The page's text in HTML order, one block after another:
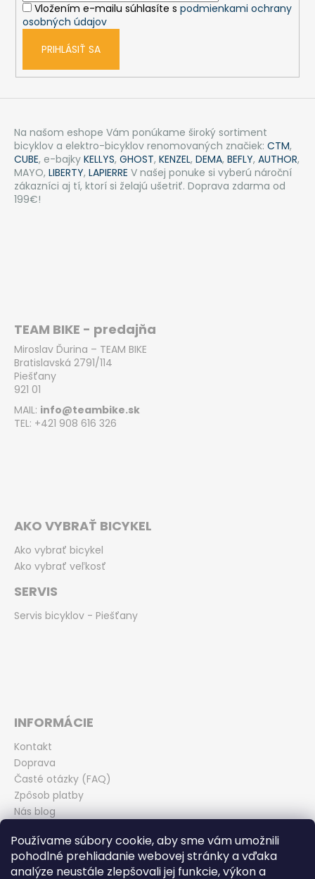
Používame súbory cookie, aby sme vám umožnili
pohodlné prehliadanie webovej stránky a vďaka
analýze neustále zlepšovali jej funkcie, výkon a
Vložením e-mailu súhlasíte s podmienkami ochrany
osobných údajov
PRIHLÁSIŤ SA
Na našom eshope Vám ponúkame široký sortiment
bicyklov a elektro-bicyklov renomovaných značiek: CTM,
CUBE, e-bajky KELLYS, GHOST, KENZEL, DEMA, BEFLY, AUTHOR,
MAYO, LIBERTY, LAPIERRE V našej ponuke si vyberú nároční
zákazníci aj tí, ktorí si želajú ušetriť. Doprava zdarma od
199€!
TEAM BIKE - predajňa
Miroslav Ďurina – TEAM BIKE
Bratislavská 2791/114
Piešťany
921 01
MAIL: info@teambike.sk
TEL: +421 908 616 326
AKO VYBRAŤ BICYKEL
Ako vybrať bicykel
Ako vybrať veľkosť
SERVIS
Servis bicyklov - Piešťany
INFORMÁCIE
Kontakt
Doprava
Časté otázky (FAQ)
Zpôsob platby
Nás blog
Zásady ochrany osobných údajov
Odstúpenie od kúpnej zmluvy